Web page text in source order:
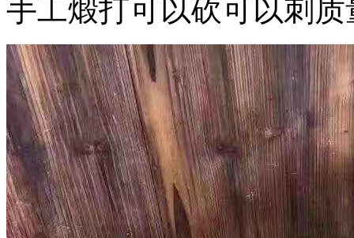
手工煅打可以砍可以刺质